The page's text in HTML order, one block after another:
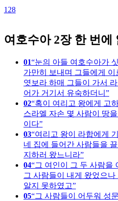
128
여호수아 2장 한 번에
01 눈의 아들 여호수아가
가만히 보내며 그들에게
엿보라 하매 그들이 가서
어가 거기서 유숙하더니
02 혹이 여리고 왕에게 고
스라엘 자손 몇 사람이 땅
이다
03 여리고 왕이 라합에게
네 집에 들어간 사람들을
지하러 왔느니라
04 그 여인이 그 두 사람을
그 사람들이 내게 왔었으
알지 못하였고
05 그 사람들이 어두워 성